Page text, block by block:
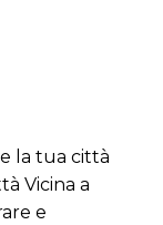
la tua città
Vicina a
e